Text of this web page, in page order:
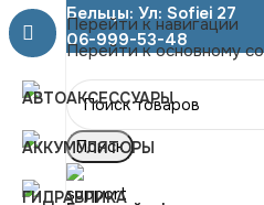
Перейти к навигации
Перейти к основному
Бельцы: Ул: Sofiei 27
06-999-53-48
Поиск